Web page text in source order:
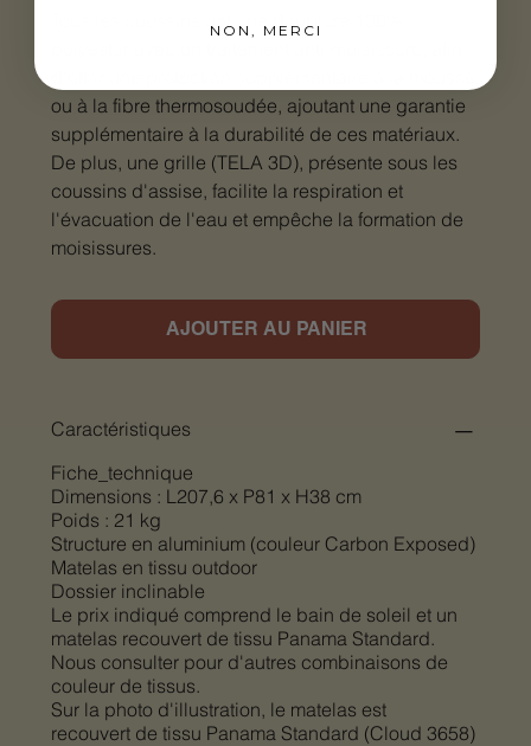
ou à la fibre thermosoudée, ajoutant une garantie
supplémentaire à la durabilité de ces matériaux.
De plus, une grille (TELA 3D), présente sous les
coussins d'assise, facilite la respiration et
l'évacuation de l'eau et empêche la formation de
moisissures.
AJOUTER AU PANIER
Caractéristiques
Fiche_technique
Dimensions : L207,6 x P81 x H38 cm
Poids : 21 kg
Structure en aluminium (couleur Carbon Exposed)
Matelas en tissu outdoor
Dossier inclinable
Le prix indiqué comprend le bain de soleil et un
matelas recouvert de tissu Panama Standard.
Nous consulter pour d'autres combinaisons de
couleur de tissus.
Sur la photo d'illustration, le matelas est
recouvert de tissu Panama Standard (Cloud 3658)
NON, MERCI